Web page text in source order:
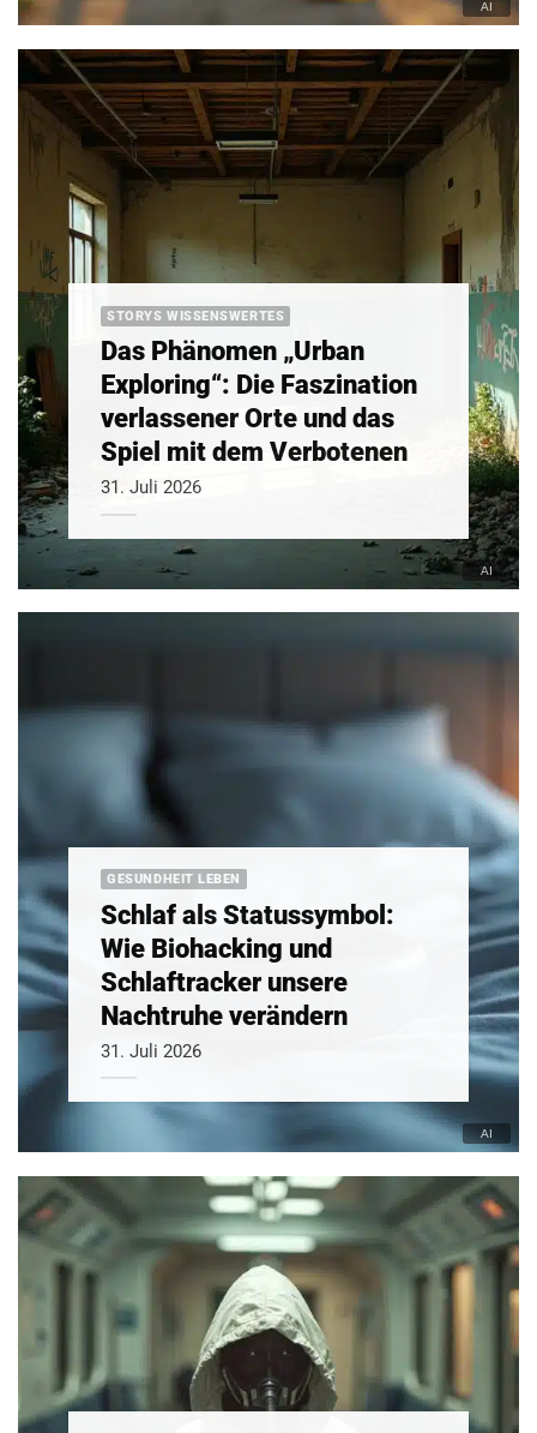
STORYS WISSENSWERTES
Das Phänomen „Urban
Exploring“: Die Faszination
verlassener Orte und das
Spiel mit dem Verbotenen
31. Juli 2026
GESUNDHEIT LEBEN
Schlaf als Statussymbol:
Wie Biohacking und
Schlaftracker unsere
Nachtruhe verändern
31. Juli 2026